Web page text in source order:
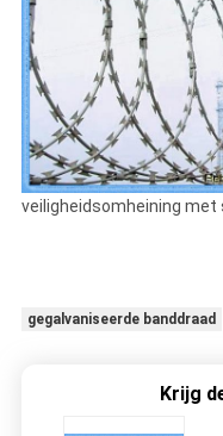
veiligheidsomheining met
gegalvaniseerde banddraad
Krijg